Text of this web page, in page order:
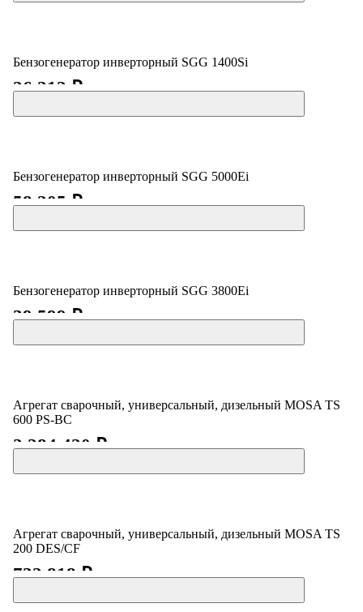
Бензогенератор инверторный SGG 1400Si
26 212 ₽
Бензогенератор инверторный SGG 5000Ei
58 205 ₽
Бензогенератор инверторный SGG 3800Ei
39 599 ₽
Агрегат сварочный, универсальный, дизельный MOSA TS
600 PS-BC
2 284 420 ₽
Агрегат сварочный, универсальный, дизельный MOSA TS
200 DES/CF
732 818 ₽